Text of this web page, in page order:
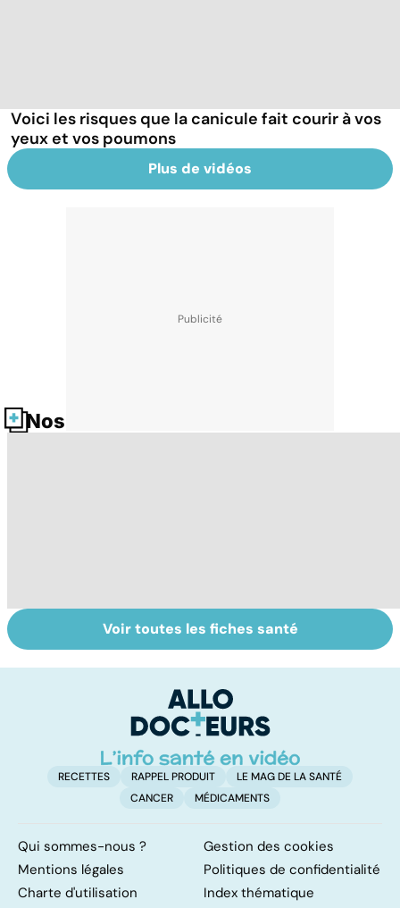
Voici les risques que la canicule fait courir à vos
yeux et vos poumons
Plus de vidéos
Nos fiches santé
HPV : tout savoir
sur les
Grand froid : nos
conseils
Voir toutes les fiches santé
RECETTES RAPPEL PRODUIT
LE MAG DE LA SANTÉ
CANCER
MÉDICAMENTS
Qui sommes-nous ?
Gestion des cookies
Mentions légales
Politiques de confidentialité
Charte d'utilisation
Index thématique